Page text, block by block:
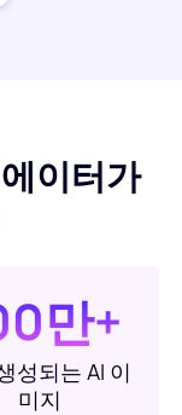
이터가
만+
성되는 AI 이
미지